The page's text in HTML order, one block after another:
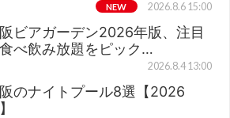
NEW 2026.8.6 15:00
ビアガーデン2026年版、注目
べ飲み放題をピック…
2026.8.4 13:00
のナイトプール8選【2026